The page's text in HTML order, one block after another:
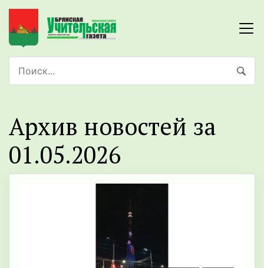
Архив новостей за
01.05.2026